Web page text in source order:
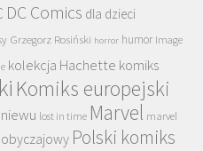
DC Comics dla dzieci
Grzegorz Rosiński horror humor Image
kolekcja Hachette komiks
Komiks europejski
lost in time Marvel marvel
obyczajowy Polski komiks